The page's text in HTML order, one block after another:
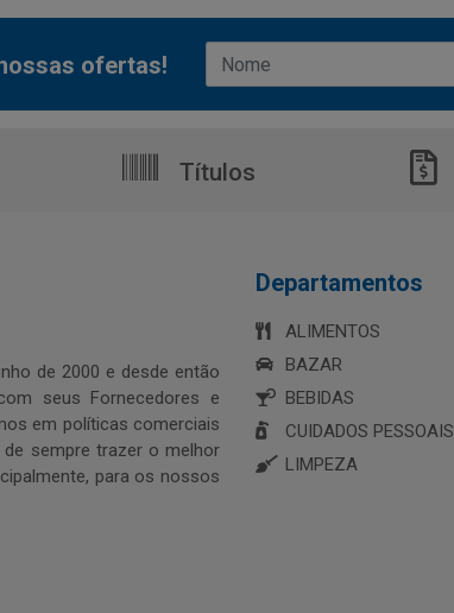
ofertas!
Títulos
de 2000 e desde então
seus Fornecedores e
em políticas comerciais
sempre trazer o melhor
para os nossos
Departamentos
ALIMENTOS
BAZAR
BEBIDAS
CUIDADOS PESSOAIS
LIMPEZA